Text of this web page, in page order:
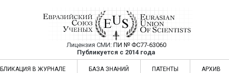
Евразийский Союз Ученых —
Лицензия СМИ: ПИ № ФС77-63060
Публикуется с 2014 года
Евразийский Союз Ученых — публикация научных статей в
В ЖУРНАЛЕ БАЗА ЗНАНИЙ ПАТЕНТЫ АРХИВ